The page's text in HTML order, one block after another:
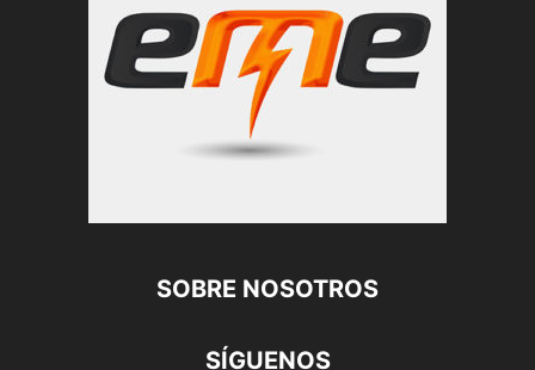
SOBRE NOSOTROS
SÍGUENOS